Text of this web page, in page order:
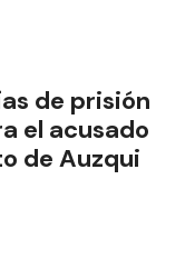
de prisión
el acusado
de Auzqui